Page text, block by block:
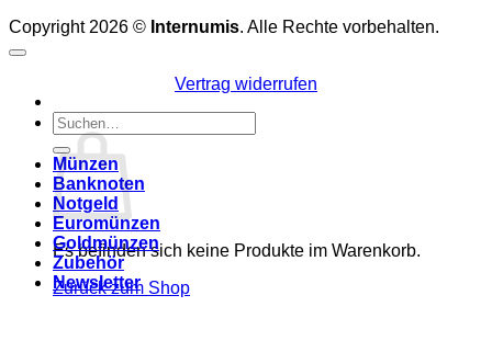
Warenkorb
Es befinden sich keine Produkte im Warenkorb.
Zurück zum Shop
Copyright 2026 © Internumis. Alle Rechte vorbehalten.
Vertrag widerrufen
Suchen
nach:
Münzen
Banknoten
Notgeld
Euromünzen
Goldmünzen
Zubehör
Newsletter